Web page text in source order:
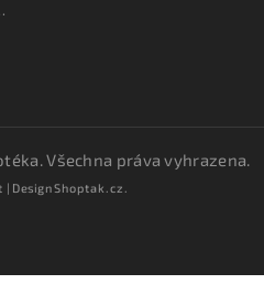
. Všechna práva vyhrazena.
| DesignShoptak.cz.